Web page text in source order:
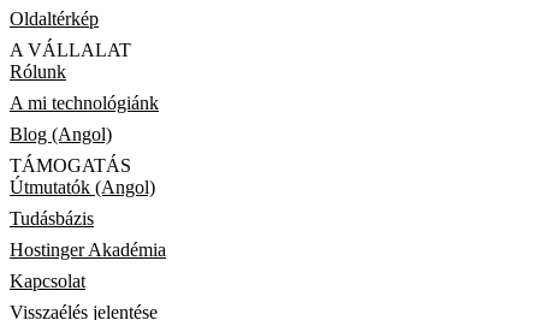
Oldaltérkép
A VÁLLALAT
Rólunk
A mi technológiánk
Blog (Angol)
TÁMOGATÁS
Útmutatók (Angol)
Tudásbázis
Hostinger Akadémia
Kapcsolat
Visszaélés jelentése